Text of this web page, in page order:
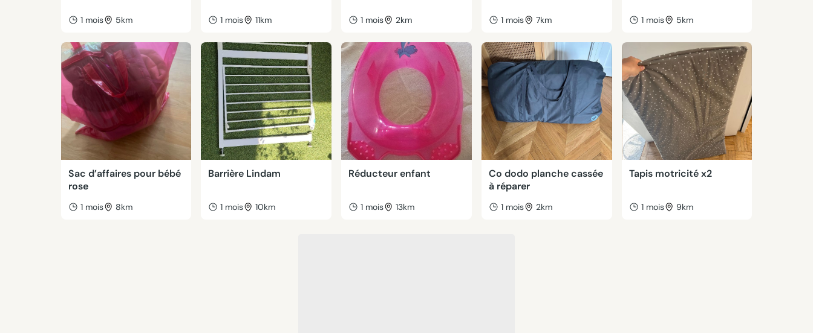
1 mois 5km 1 mois 11km 1 mois 2km 1 mois 7km 1 mois 5km
Sac d’affaires pour bébé
rose
1 mois 8km
Barrière Lindam
1 mois 10km
Réducteur enfant
1 mois 13km
Co dodo planche cassée
à réparer
1 mois 2km
Tapis motricité x2
1 mois 9km